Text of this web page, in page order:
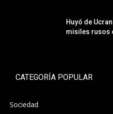
Huyó de
misiles rusos
CATEGORÍA POPULAR
Sociedad